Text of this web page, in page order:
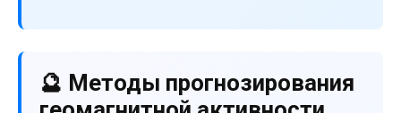
🔮 Методы прогнозирования